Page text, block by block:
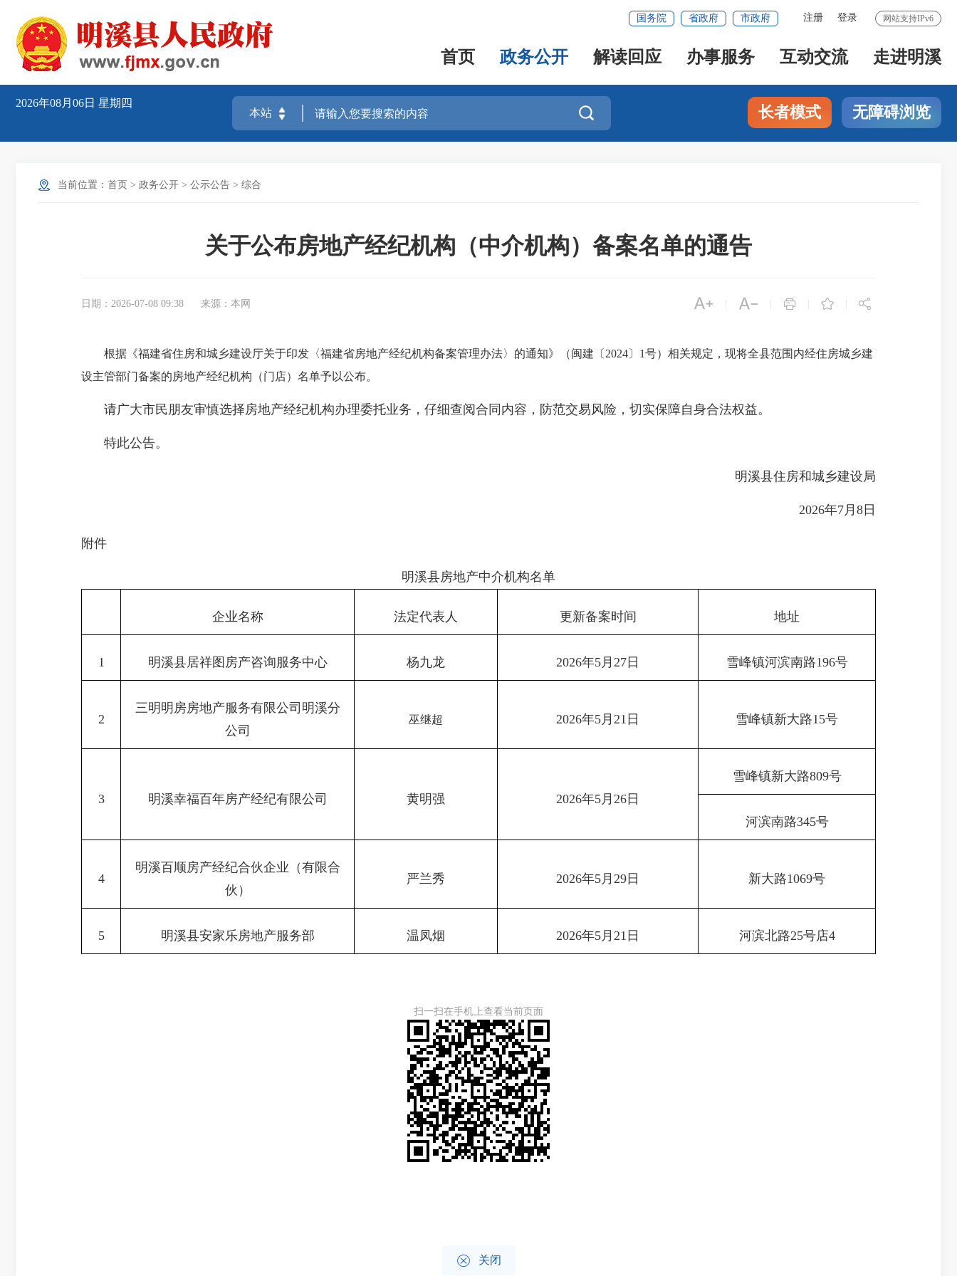
网站支持IPv6
注册 登录
国务院 省政府 市政府
首页 政务公开 解读回应 办事服务 互动交流 走进明溪
2026年08月06日 星期四
 长者模式 无障碍浏览
当前位置： 首页 > 政务公开 > 公示公告 > 综合
关于公布房地产经纪机构（中介机构）备案名单的通告
日期：2026-07-08 09:38 来源：本网     
根据《福建省住房和城乡建设厅关于印发〈福建省房地产经纪机构备案管理办法〉的通知》（闽建〔2024〕1号）相关规定，现将全县范围内经住房城乡建
设主管部门备案的房地产经纪机构（门店）名单予以公布。
请广大市民朋友审慎选择房地产经纪机构办理委托业务，仔细查阅合同内容，防范交易风险，切实保障自身合法权益。
特此公告。
明溪县住房和城乡建设局
2026年7月8日
附件
明溪县房地产中介机构名单
企业名称 法定代表人 更新备案时间 地址
1 明溪县居祥图房产咨询服务中心 杨九龙 2026年5月27日 雪峰镇河滨南路196号
2
三明明房房地产服务有限公司明溪分
公司
巫继超 2026年5月21日 雪峰镇新大路15号
3 明溪幸福百年房产经纪有限公司 黄明强 2026年5月26日
雪峰镇新大路809号
河滨南路345号
4
明溪百顺房产经纪合伙企业（有限合
伙）
严兰秀 2026年5月29日 新大路1069号
5 明溪县安家乐房地产服务部 温凤烟 2026年5月21日 河滨北路25号店4
扫一扫在手机上查看当前页面
 关闭